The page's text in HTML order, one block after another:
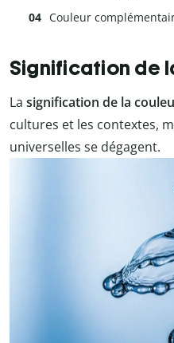
Couleur
Signification de
La signification de la
cultures et les contextes,
universelles se dégagent.